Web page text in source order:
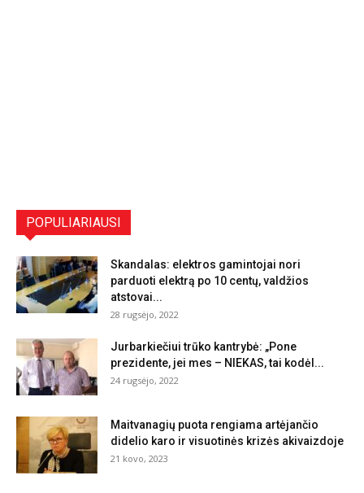
POPULIARIAUSI
Skandalas: elektros gamintojai nori
parduoti elektrą po 10 centų, valdžios
atstovai...
28 rugsėjo, 2022
Jurbarkiečiui trūko kantrybė: „Pone
prezidente, jei mes – NIEKAS, tai kodėl...
24 rugsėjo, 2022
Maitvanagių puota rengiama artėjančio
didelio karo ir visuotinės krizės akivaizdoje
21 kovo, 2023